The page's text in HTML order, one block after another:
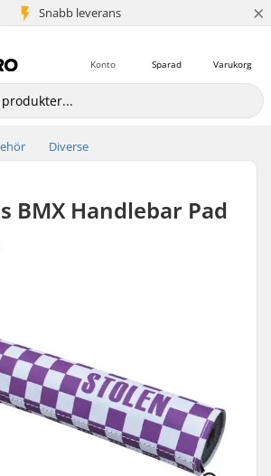
Snabb leverans
5+ milj. kunder ×
Varukorg
Sparad
Konto
Diverse
BMX Handlebar Pad